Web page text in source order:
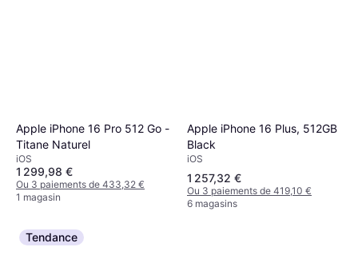
Apple iPhone 16 Pro 512 Go -
Titane Naturel
iOS
1 299,98 €
Ou 3 paiements de 433,32 €
1 magasin
Apple iPhone 16 Plus, 512GB
Black
iOS
1 257,32 €
Ou 3 paiements de 419,10 €
6 magasins
Tendance